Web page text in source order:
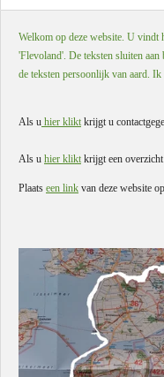
Welkom op deze website. U
'Flevoland'. De teksten sluiten
de teksten persoonlijk van aard.
Als u hier klikt krijgt u
Als u hier klikt krijgt een
Plaats een link van deze website